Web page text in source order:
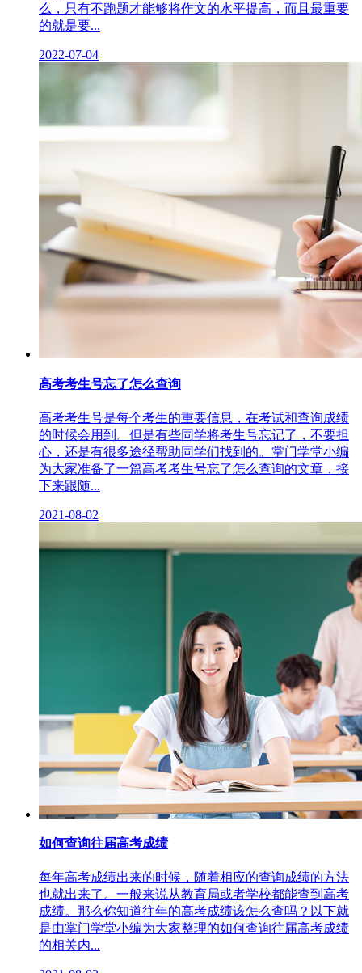
么，只有不跑题才能够将作文的水平提高，而且最重要
的就是要...
2022-07-04
高考考生号忘了怎么查询
高考考生号是每个考生的重要信息，在考试和查询成绩
的时候会用到。但是有些同学将考生号忘记了，不要担
心，还是有很多途径帮助同学们找到的。掌门学堂小编
为大家准备了一篇高考考生号忘了怎么查询的文章，接
下来跟随...
2021-08-02
如何查询往届高考成绩
每年高考成绩出来的时候，随着相应的查询成绩的方法
也就出来了。一般来说从教育局或者学校都能查到高考
成绩。那么你知道往年的高考成绩该怎么查吗？以下就
是由掌门学堂小编为大家整理的如何查询往届高考成绩
的相关内...